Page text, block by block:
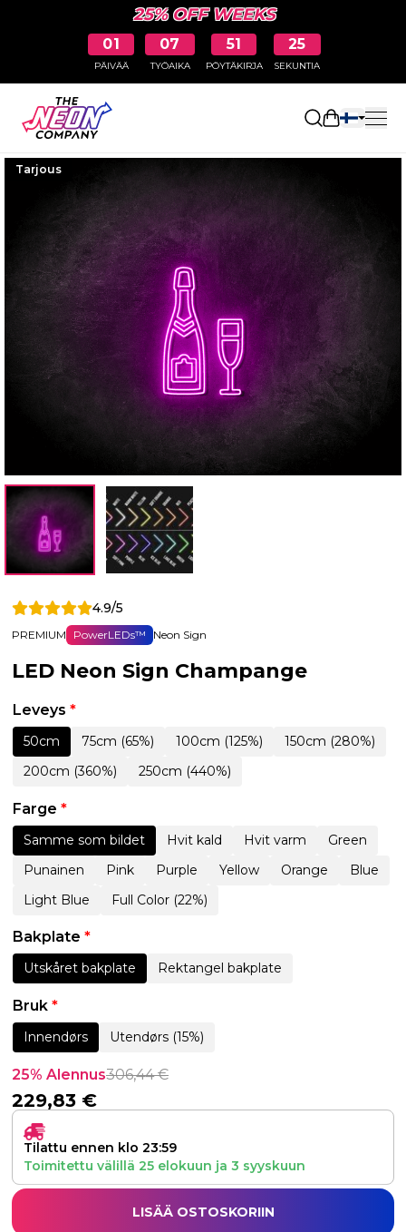
25% OFF WEEKS
01
PÄIVÄÄ
07
TYÖAIKA
51
PÖYTÄKIRJA
24
SEKUNTIA
Avaa
Tarjous
4.9/5
PREMIUM PowerLEDs™ Neon Sign
LED Neon Sign Champange
Leveys *
50cm 75cm (65%) 100cm (125%)
150cm (280%)
200cm (360%)
250cm (440%)
Farge *
Samme som bildet Hvit kald Hvit varm
Green
Punainen
Pink Purple Yellow Orange
Blue
Light Blue
Full Color (22%)
Bakplate *
Utskåret bakplate Rektangel bakplate
Bruk *
Innendørs Utendørs (15%)
25% Alennus306,44€
229,83 €
Tilattu ennen klo 23:59
Toimitettu välillä 25 elokuun ja 3 syyskuun
LISÄÄ OSTOSKORIIN